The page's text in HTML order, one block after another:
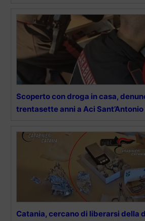
Scoperto con droga in casa,
trentasette anni a Aci Sant’Antonio
Catania, cercano di liberarsi della